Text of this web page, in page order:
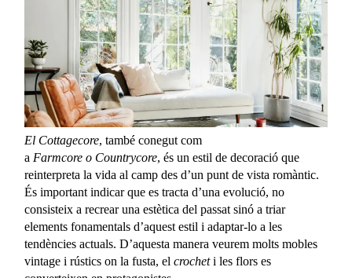
El Cottagecore, també conegut com
a Farmcore o Countrycore, és un estil de decoració que
reinterpreta la vida al camp des d’un punt de vista romàntic.
És important indicar que es tracta d’una evolució, no
consisteix a recrear una estètica del passat sinó a triar
elements fonamentals d’aquest estil i adaptar-lo a les
tendències actuals. D’aquesta manera veurem molts mobles
vintage i rústics on la fusta, elcrocheti les flors es